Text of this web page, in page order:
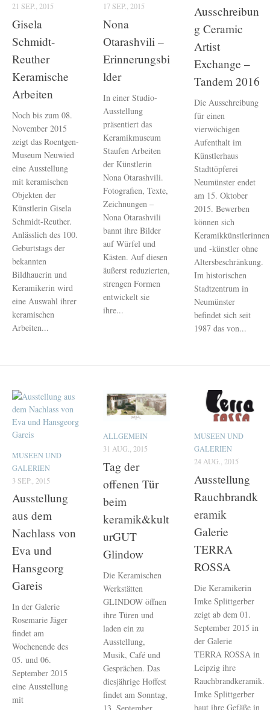
21 SEP., 2015
Gisela
Schmidt-
Reuther
Keramische
Arbeiten
Noch bis zum 08.
November 2015
zeigt das Roentgen-
Museum Neuwied
eine Ausstellung
mit keramischen
Objekten der
Künstlerin Gisela
Schmidt-Reuther.
Anlässlich des 100.
Geburtstags der
bekannten
Bildhauerin und
Keramikerin wird
eine Auswahl ihrer
keramischen
Arbeiten...
17 SEP., 2015
Nona
Otarashvili –
Erinnerungsbi
lder
In einer Studio-
Ausstellung
präsentiert das
Keramikmuseum
Staufen Arbeiten
der Künstlerin
Nona Otarashvili.
Fotografien, Texte,
Zeichnungen –
Nona Otarashvili
bannt ihre Bilder
auf Würfel und
Kästen. Auf diesen
äußerst reduzierten,
strengen Formen
entwickelt sie
ihre...
Ausschreibun
g Ceramic
Artist
Exchange –
Tandem 2016
Die Ausschreibung
für einen
vierwöchigen
Aufenthalt im
Künstlerhaus
Stadttöpferei
Neumünster endet
am 15. Oktober
2015. Bewerben
können sich
Keramikkünstlerinnen
und -künstler ohne
Altersbeschränkung.
Im historischen
Stadtzentrum in
Neumünster
befindet sich seit
1987 das von...
MUSEEN UND
GALERIEN
3 SEP., 2015
Ausstellung
aus dem
Nachlass von
Eva und
Hansgeorg
Gareis
In der Galerie
Rosemarie Jäger
findet am
Wochenende des
05. und 06.
September 2015
eine Ausstellung
mit
ALLGEMEIN
31 AUG., 2015
Tag der
offenen Tür
beim
keramik&kult
urGUT
Glindow
Die Keramischen
Werkstätten
GLINDOW öffnen
ihre Türen und
laden ein zu
Ausstellung,
Musik, Café und
Gesprächen. Das
diesjährige Hoffest
findet am Sonntag,
MUSEEN UND
GALERIEN
24 AUG., 2015
Ausstellung
Rauchbrandk
eramik
Galerie
TERRA
ROSSA
Die Keramikerin
Imke Splittgerber
zeigt ab dem 01.
September 2015 in
der Galerie
TERRA ROSSA in
Leipzig ihre
Rauchbrandkeramik.
Imke Splittgerber
baut ihre Gefäße in